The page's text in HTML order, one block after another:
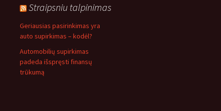
Straipsniu talpinimas
Geriausias pasirinkimas yra
auto supirkimas – kodėl?
Automobilių supirkimas
padeda išspręsti finansų
trūkumą